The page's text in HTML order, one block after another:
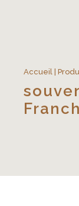
Accueil |